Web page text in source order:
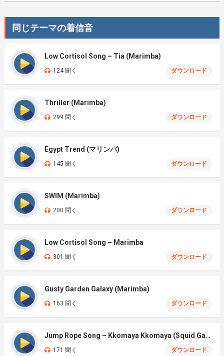
同じテーマの着信音
Low Cortisol Song – Tia (Marimba)
124 聞く ダウンロード
Thriller (Marimba)
299 聞く ダウンロード
Egypt Trend (マリンバ)
145 聞く ダウンロード
SWIM (Marimba)
200 聞く ダウンロード
Low Cortisol Song – Marimba
301 聞く ダウンロード
Gusty Garden Galaxy (Marimba)
163 聞く ダウンロード
Jump Rope Song – Kkomaya Kkomaya (Squid Game Season 3)
171 聞く ダウンロード